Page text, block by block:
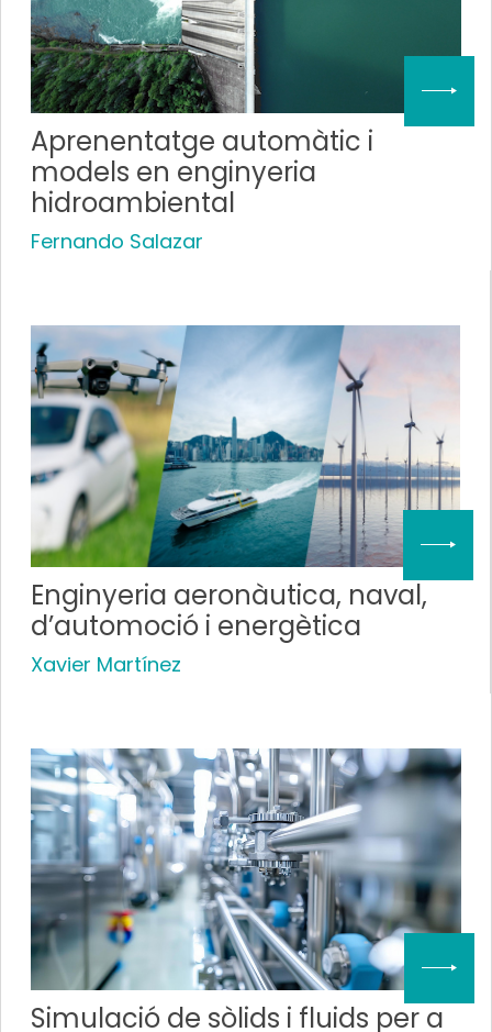
Aprenentatge automàtic i
models en enginyeria
hidroambiental
Fernando Salazar
Enginyeria aeronàutica, naval,
d’automoció i energètica
Xavier Martínez
Simulació de sòlids i fluids per a